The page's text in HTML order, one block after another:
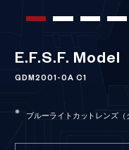
E.F.S.F. Model
GDM2001-0A C1
ブルーライトカットレンズ